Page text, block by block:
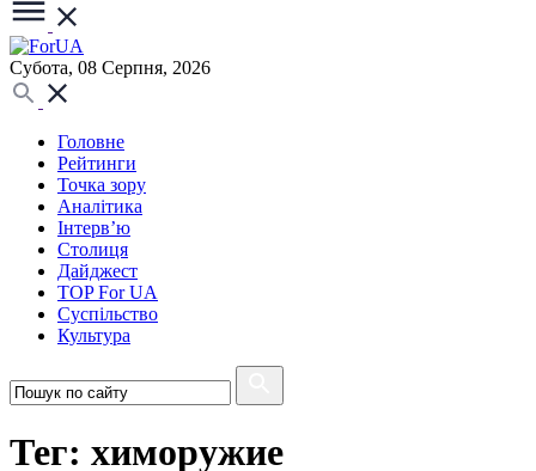
Субота, 08 Серпня, 2026
Головне
Рейтинги
Точка зору
Аналітика
Інтерв’ю
Столиця
Дайджест
TOP For UA
Суспiльство
Культура
Тег: химоружие